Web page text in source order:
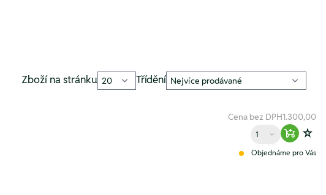
Zboží na stránku Třídění
Cena bez DPH1.300,00
Množství
Zur
Objednáme pro Vás